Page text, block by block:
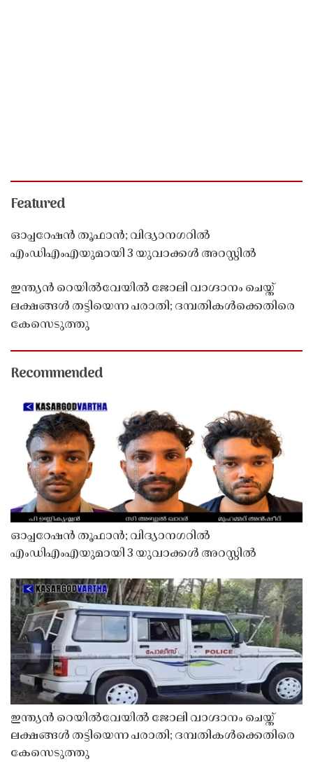
Featured
ഓപ്പറേഷൻ തൂഫാൻ; വിദ്യാനഗറിൽ
എംഡിഎംഎയുമായി 3 യുവാക്കൾ അറസ്റ്റിൽ
ഇന്ത്യൻ റെയിൽവേയിൽ ജോലി വാഗ്ദാനം ചെയ്ത്
ലക്ഷങ്ങൾ തട്ടിയെന്ന പരാതി; ദമ്പതികൾക്കെതിരെ
കേസെടുത്തു
Recommended
ഓപ്പറേഷൻ തൂഫാൻ; വിദ്യാനഗറിൽ
എംഡിഎംഎയുമായി 3 യുവാക്കൾ അറസ്റ്റിൽ
ഇന്ത്യൻ റെയിൽവേയിൽ ജോലി വാഗ്ദാനം ചെയ്ത്
ലക്ഷങ്ങൾ തട്ടിയെന്ന പരാതി; ദമ്പതികൾക്കെതിരെ
കേസെടുത്തു